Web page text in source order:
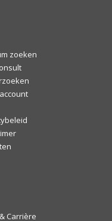
zoeken
Carrière